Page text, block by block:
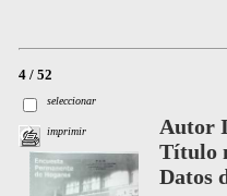
4 / 52
seleccionar
imprimir Autor
Título
Datos